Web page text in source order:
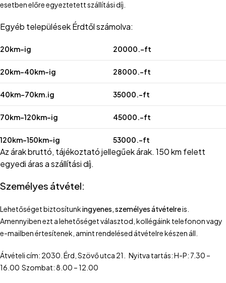
esetben előre egyeztetett szállítási díj.
Egyéb települések Érdtől számolva:
20km-ig 20000.-ft
20km-40km-ig 28000.-ft
40km-70km.ig 35000.-ft
70km-120km-ig 45000.-ft
120km-150km-ig 53000.-ft
Az árak bruttó, tájékoztató jellegűek árak. 150 km felett
egyedi áras a szállítási díj.
Személyes átvétel:
Lehetőséget biztosítunkingyenes, személyes átvételreis.
Amennyiben ezt a lehetőséget választod, kollégáink telefonon vagy
e-mailben értesítenek, amint rendelésed átvételre készen áll.
Átvételi cím: 2030. Érd, Szövő utca 21. Nyitva tartás: H-P: 7.30 –
16.00 Szombat: 8.00 – 12.00